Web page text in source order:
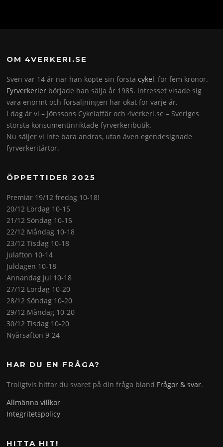
OM 4VERKERI.SE
Sven var 14 år när han köpte sin förstacykel, för fem kronor.
Fyrverkerier började han sälja år 1985. Intresset visade sig
vara enormt och försäljningen har ökat för varje år.
I dag är vi – Jönssons Cykelaffär och 4verkeri.se – Sveriges
största konsumentinriktade fyrverkeributik.
Nu säljer vi inte bara andras, utan även egendesignade
fyrverkeritårtor.
ÖPPETTIDER 2025
Premiär 19/12 fredag 10-18!
20/12 Lördag 10-15
21/12 Söndag 10-15
22/12 Måndag 10-18
23/12 Tisdag 10-18
Julafton 10-14
Juldagen 10-18
Annandag jul 10-18
27/12 Lördag 10-20
28/12 Söndag 10-20
29/12 Måndag 10-20
30/12 Tisdag 10-20
Nyårsafton 9-24
HAR DU EN FRÅGA?
Troligtvis hittar du svaret på din fråga bland Frågor & svar.
Allmänna villkor
Integritetspolicy
HITTA HIT!